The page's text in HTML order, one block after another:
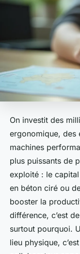
On investit des
ergonomique, des
machines
plus puissants de
exploité : le
en béton ciré ou
booster la
différence, c’est
surtout pourquoi.
lieu physique,